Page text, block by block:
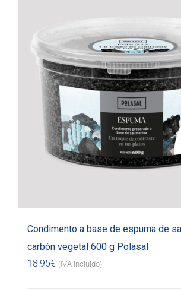
Condimento a base de espuma de
carbón vegetal 600 g Polasal
18,95€ (IVA incluido)